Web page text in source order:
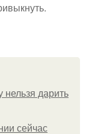
нельзя дарить
сейчас